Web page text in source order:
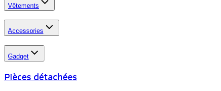
Vêtements
Accessories
Gadget
Pièces détachées